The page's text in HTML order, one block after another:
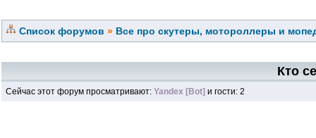
Список форумов » Все про скутеры, мотороллеры и
Кто
Сейчас этот форум просматривают: Yandex [Bot] и гости: 2